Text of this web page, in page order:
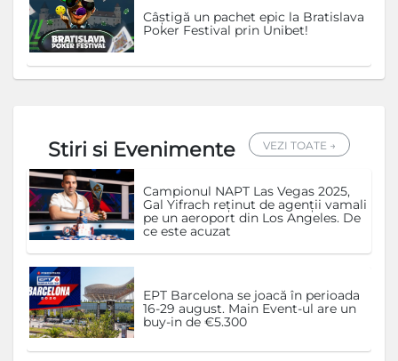
Câștigă un pachet epic la Bratislava
Poker Festival prin Unibet!
Stiri si Evenimente VEZI TOATE →
Campionul NAPT Las Vegas 2025,
Gal Yifrach reținut de agenții vamali
pe un aeroport din Los Angeles. De
ce este acuzat
EPT Barcelona se joacă în perioada
16-29 august. Main Event-ul are un
buy-in de €5.300